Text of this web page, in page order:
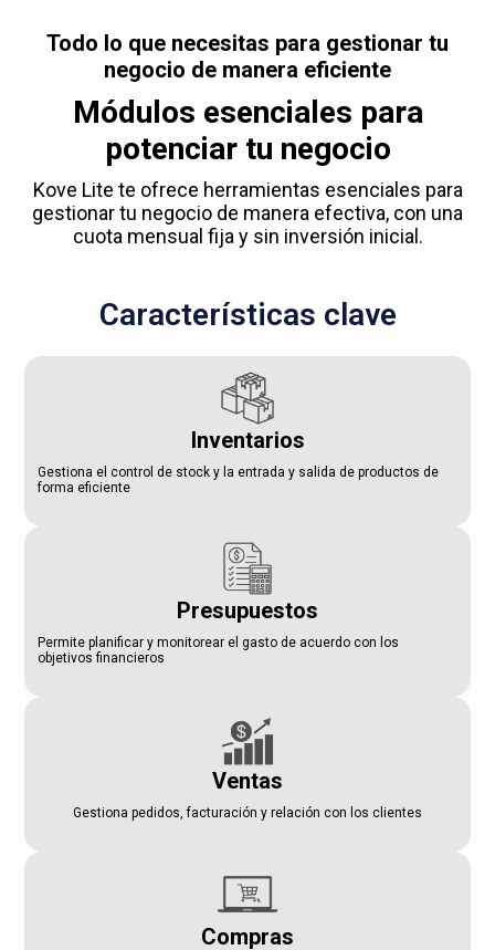
Todo lo que necesitas para gestionar tu
negocio de manera eficiente
Módulos esenciales para
potenciar tu negocio
Kove Lite te ofrece herramientas esenciales para
gestionar tu negocio de manera efectiva, con una
cuota mensual fija y sin inversión inicial.
Características clave
Inventarios
Gestiona el control de stock y la entrada y salida de productos de
forma eficiente
Presupuestos
Permite planificar y monitorear el gasto de acuerdo con los
objetivos financieros
Ventas
Gestiona pedidos, facturación y relación con los clientes
Compras